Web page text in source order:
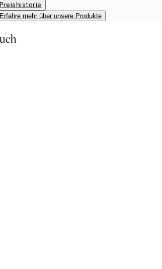
Preishistorie
Erfahre mehr über unsere Produkte